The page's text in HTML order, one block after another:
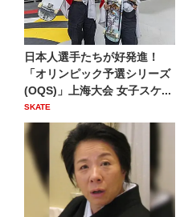
日本人選手たちが好発進！
「オリンピック予選シリーズ
(OQS)」上海大会 女子スケ...
SKATE